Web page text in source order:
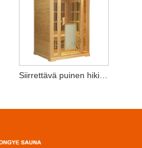
Siirrettävä puinen hikihöyryhuone